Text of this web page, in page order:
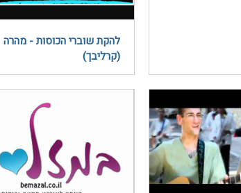
להקת שוברי הכוסות - מהרה
(קרליבך)